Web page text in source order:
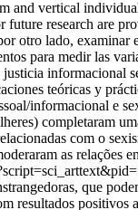
vertical
research are
otro lado,
para medir las
teóricas y
informacional e
completaram
com o
as relações
que
resultados